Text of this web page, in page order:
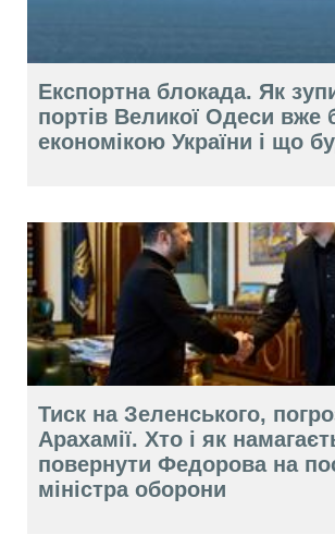
Експортна блокада. Як
портів Великої Одеси вже
економікою України і що
Тиск на Зеленського,
Арахамії. Хто і як
повернути Федорова на
міністра оборони